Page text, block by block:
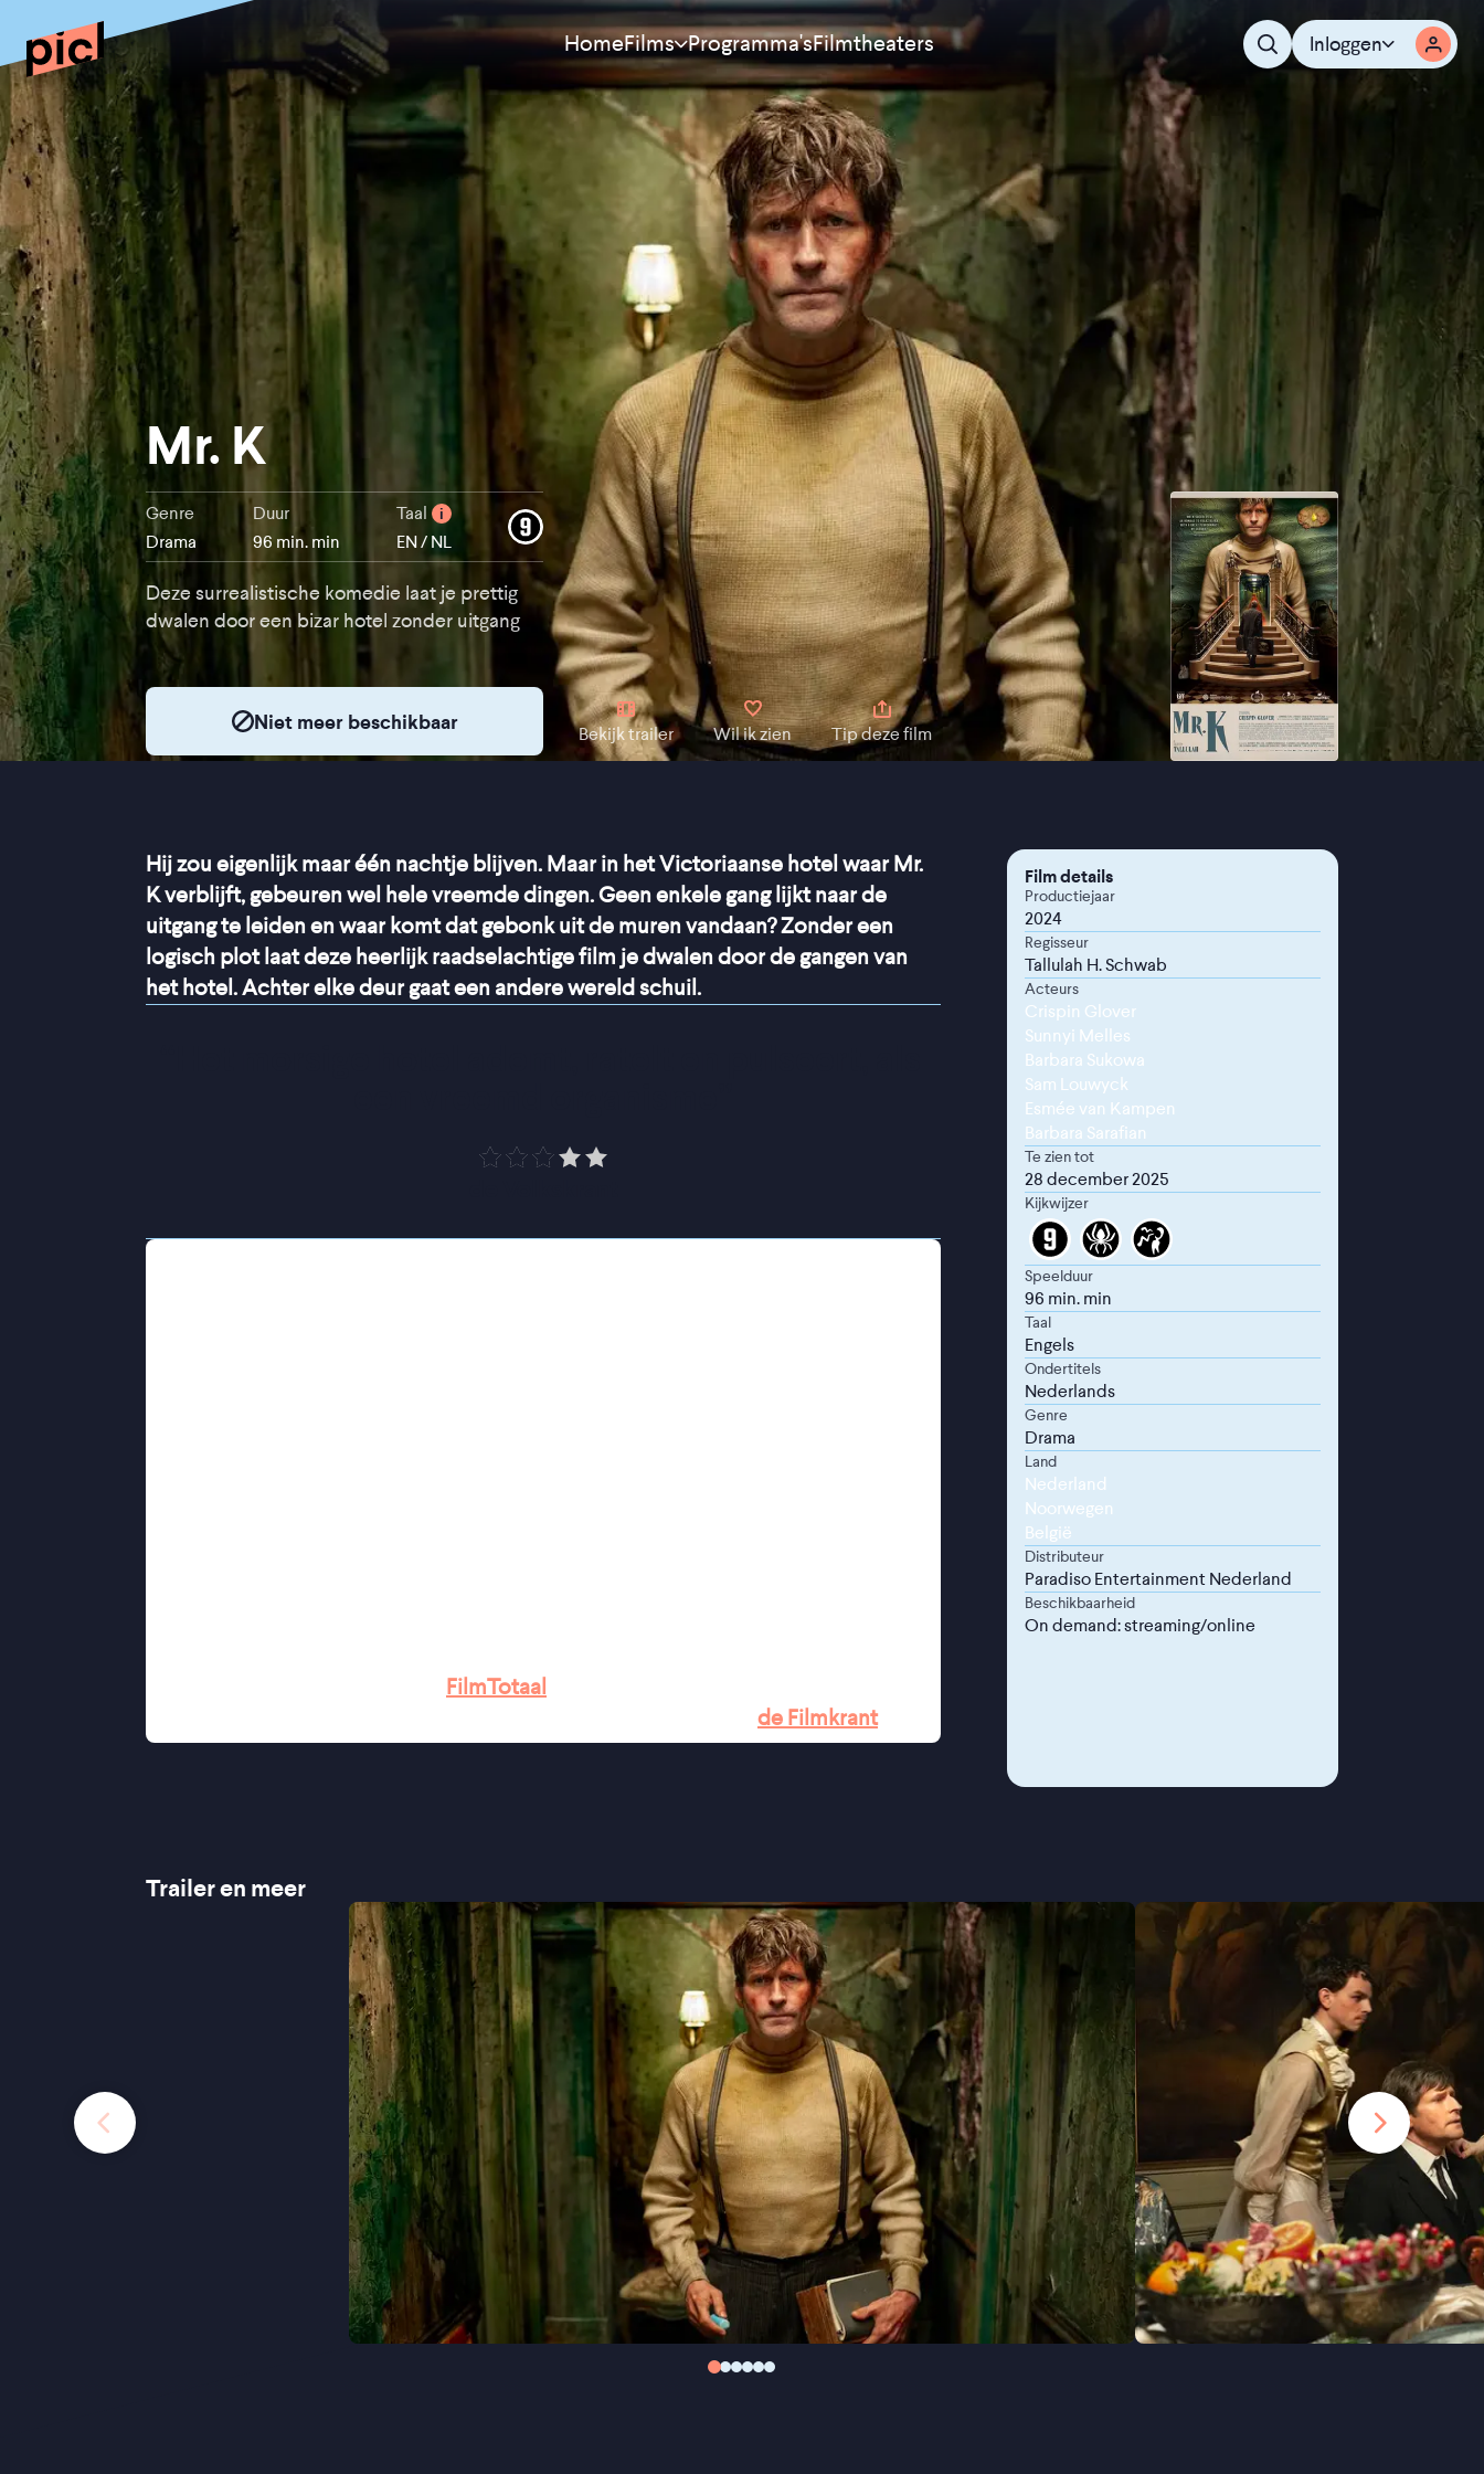
HomeFilms
Meest bekeken
Binnenkort
Alle films
Programma'sFilmtheaters Inloggen
Mr. K
Genre
Drama
Duur
96 min. min
Taal i
EN / NL
Deze surrealistische komedie laat je prettig
dwalen door een bizar hotel zonder uitgang
Niet meer beschikbaar
Bekijk trailer Wil ik zien Tip deze film
Hij zou eigenlijk maar één nachtje blijven. Maar in het Victoriaanse hotel waar Mr.
K verblijft, gebeuren wel hele vreemde dingen. Geen enkele gang lijkt naar de
uitgang te leiden en waar komt dat gebonk uit de muren vandaan? Zonder een
logisch plot laat deze heerlijk raadselachtige film je dwalen door de gangen van
het hotel. Achter elke deur gaat een andere wereld schuil.
Deze film is genomineerd voor de Gouden Kalf Beste Production Design.
FilmTotaal
de Filmkrant
Film details
Productiejaar
2024
Regisseur
Tallulah H. Schwab
Acteurs
Crispin Glover
Sunnyi Melles
Barbara Sukowa
Sam Louwyck
Esmée van Kampen
Barbara Sarafian
Te zien tot
28 december 2025
Kijkwijzer
Speelduur
96 min. min
Taal
Engels
Ondertitels
Nederlands
Genre
Drama
Land
Nederland
Noorwegen
België
Distributeur
Paradiso Entertainment Nederland
Beschikbaarheid
On demand: streaming/online
Trailer en meer